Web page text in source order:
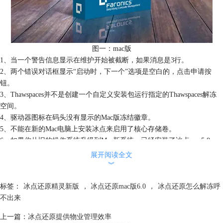
图一：mac版
1、当一个警告信息显示在维护开始被截断，如果消息是3行。
2、两个错误对话框显示“启动时，下一个”选项是空白的，点击申请按
钮。
3、Thawspaces并不是创建一个自定义安装包运行指定的Thawspaces解冻
空间。
4、驱动器图标在码头没有显示的Mac版冻结徽章。
5、不能在新的Mac电脑上安装冰点来启用了核心存储卷。
6、如果你从旧的操作系统升级到Mac新系统，已经安装了冰点mac5.8，
冰点不会在一个预定的维护期间锁定用户，即使在启用选项。
展开阅读全文
︾
标签： 冰点还原精灵新版 ， 冰点还原mac版6.0 ，
冰点还原怎么解冻呼
不出来
上一篇： 冰点还原提供物业管理效率